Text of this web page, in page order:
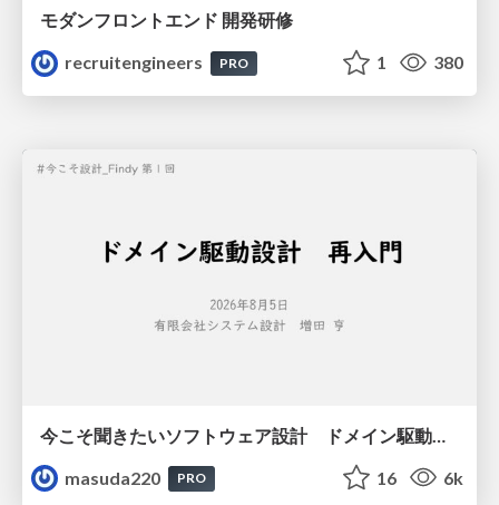
モダンフロントエンド 開発研修
recruitengineers
PRO 1 380
masuda220
PRO 16 6k